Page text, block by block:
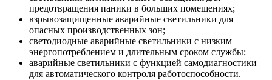
предотвращения паники в больших помещениях;
взрывозащищенные аварийные светильники для
опасных производственных зон;
светодиодные аварийные светильники с низким
энергопотреблением и длительным сроком службы;
аварийные светильники с функцией самодиагностики
для автоматического контроля работоспособности.